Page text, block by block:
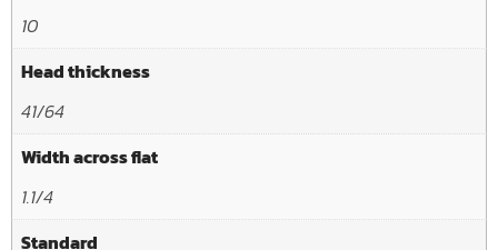
10
Head thickness
41/64
Width across flat
1.1/4
Standard